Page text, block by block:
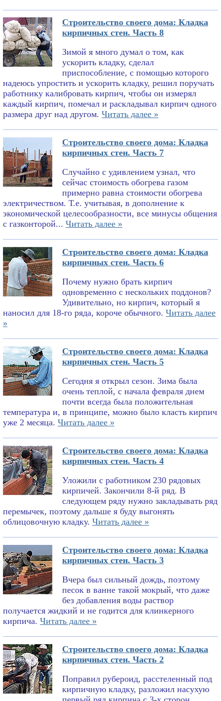
Строительство своего дома: Кладка
кирпичных стен. Часть 8
Зимой я много думал о том, как
ускорить кладку, сделал
приспособление, с помощью которого
надеюсь упростить и ускорить кладку, решил поручать
работнику калибровать кирпич, чтобы он измерял
каждый кирпич, помечал и раскладывал кирпич одного
размера друг над другом. Читать далее »
Строительство своего дома: Кладка
кирпичных стен. Часть 7
Случайно с удивлением узнал, что
сейчас стоимость обогрева газом
примерно равна стоимости обогрева
электричеством. Т.е. учитывая, в дополнение к
экономической целесообразности, все минусы общения
с газконторой... Читать далее »
Строительство своего дома: Кладка
кирпичных стен. Часть 6
Почему нужно брать кирпич
одновременно с нескольких поддонов?
Удивительно, но кирпич, который я
наносил для 18-го ряда, короче обычного. Читать далее
»
Строительство своего дома: Кладка
кирпичных стен. Часть 5
Сегодня я открыл сезон. Зима была
очень теплой, с начала февраля днем
почти всегда была положительная
температура и, в принципе, можно было класть кирпич
уже 2 месяца. Читать далее »
Строительство своего дома: Кладка
кирпичных стен. Часть 4
Уложили с работником 230 рядовых
кирпичей. Закончили 8-й ряд. В
следующем ряду нужно закладывать ряд
перемычек, поэтому дальше я буду выгонять
облицовочную кладку. Читать далее »
Строительство своего дома: Кладка
кирпичных стен. Часть 3
Вчера был сильный дождь, поэтому
песок в ванне такой мокрый, что даже
без добавления воды раствор
получается жидкий и не годится для клинкерного
кирпича. Читать далее »
Строительство своего дома: Кладка
кирпичных стен. Часть 2
Поправил рубероид, расстеленный под
кирпичную кладку, разложил насухую